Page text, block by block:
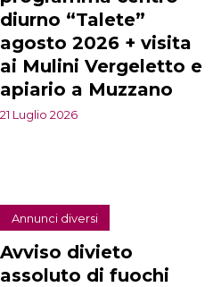
diurno “Talete”
agosto 2026 + visita
ai Mulini Vergeletto e
apiario a Muzzano
21 Luglio 2026
Annunci diversi
Avviso divieto
assoluto di fuochi